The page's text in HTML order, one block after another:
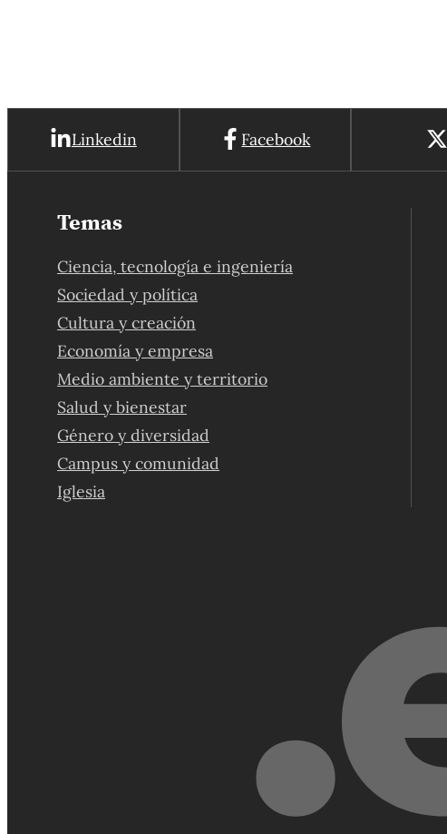
Linkedin Facebook
Temas
Ciencia, tecnología e ingeniería
Sociedad y política
Cultura y creación
Economía y empresa
Medio ambiente y territorio
Salud y bienestar
Género y diversidad
Campus y comunidad
Iglesia